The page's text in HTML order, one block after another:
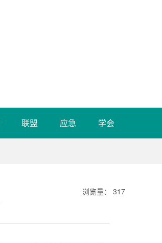
联盟 应急 学会
浏览量： 317